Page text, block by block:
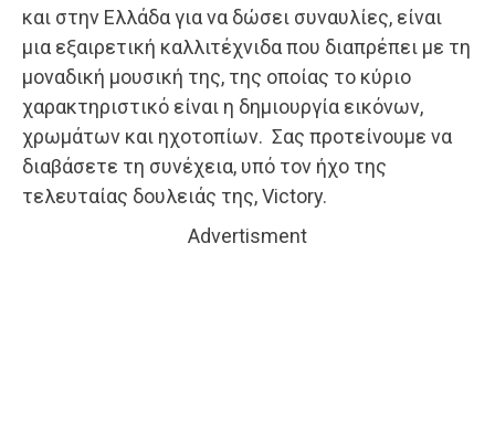
και στην Ελλάδα για να δώσει συναυλίες, είναι
μια εξαιρετική καλλιτέχνιδα που διαπρέπει με τη
μοναδική μουσική της, της οποίας το κύριο
χαρακτηριστικό είναι η δημιουργία εικόνων,
χρωμάτων και ηχοτοπίων. Σας προτείνουμε να
διαβάσετε τη συνέχεια, υπό τον ήχο της
τελευταίας δουλειάς της, Victory.
Advertisment